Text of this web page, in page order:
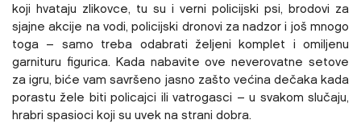
koji hvataju zlikovce, tu su i verni policijski psi, brodovi za
sjajne akcije na vodi, policijski dronovi za nadzor i još mnogo
toga – samo treba odabrati željeni komplet i omiljenu
garnituru figurica. Kada nabavite ove neverovatne setove
za igru, biće vam savršeno jasno zašto većina dečaka kada
porastu žele biti policajci ili vatrogasci – u svakom slučaju,
hrabri spasioci koji su uvek na strani dobra.